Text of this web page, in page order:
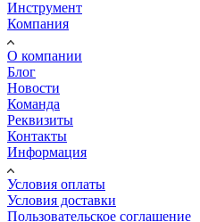
Инструмент
Компания
О компании
Блог
Новости
Команда
Реквизиты
Контакты
Информация
Условия оплаты
Условия доставки
Пользовательское соглашение